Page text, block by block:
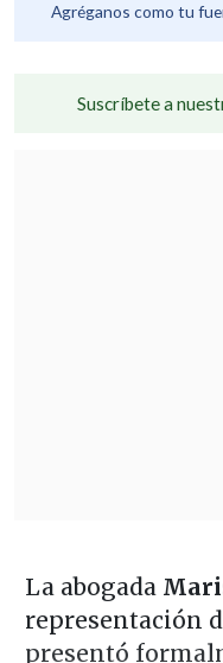
Agréganos como tu
Suscríbete a
La abogada
representación
presentó